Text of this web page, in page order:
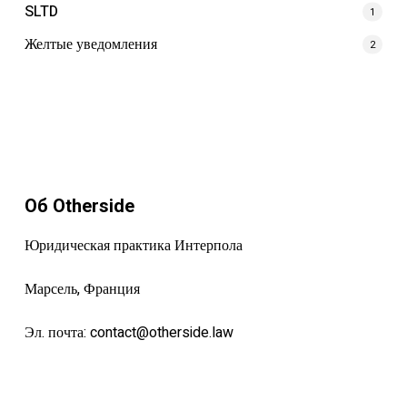
SLTD 1
Желтые уведомления 2
Об Otherside
Юридическая практика Интерпола
Марсель, Франция
Эл. почта: contact@otherside.law